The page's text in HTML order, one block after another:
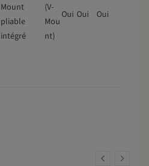
Mount
pliable
intégré
(V-
Mou
nt)
Oui Oui Oui